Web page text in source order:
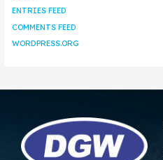
ENTRIES FEED
COMMENTS FEED
WORDPRESS.ORG